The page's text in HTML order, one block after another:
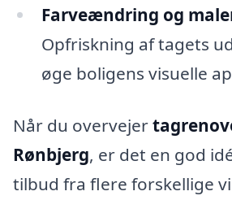
Farveændring og
Opfriskning af tagets
øge boligens visuelle
Når du overvejer
Rønbjerg, er det en god
tilbud fra flere forskellige